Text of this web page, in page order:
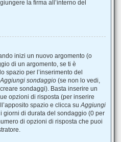
la firma all’interno del
inizi un nuovo argomento (o
di un argomento, se ti è
spazio per l’inserimento del
Aggiungi sondaggio (se non lo vedi,
sondaggi). Basta inserire un
opzioni di risposta (per inserire
spazio e clicca suAggiungi
giorni di durata del sondaggio (0 per
di opzioni di risposta che puoi